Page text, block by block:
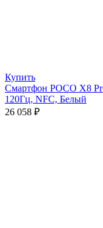
Купить
Смартфон POCO X8
120Гц, NFC, Белый
26 058 ₽